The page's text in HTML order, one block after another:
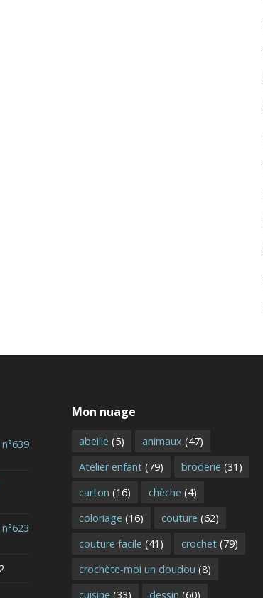
Mon nuage
abeille (5) animaux (47)
Atelier enfant (79) broderie (31)
carton (16) chèche (4)
coloriage (16) couture (62)
couture facile (41) crochet (79)
crochète-moi un doudou (8)
cuisine (33) dessin (60)